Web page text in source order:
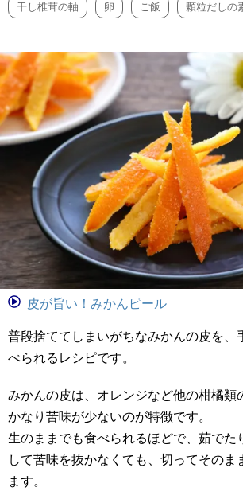
干し椎茸の軸 卵 ご飯 顆粒だしの
皮が旨い！みかんピール
普段捨ててしまいがちなみかんの皮を、
べられるレシピです。
みかんの皮は、オレンジなど他の柑橘類
かなり苦味が少ないのが特徴です。
生のままでも食べられるほどで、茹でた
して苦味を抜かなくても、切ってそのま
ます。